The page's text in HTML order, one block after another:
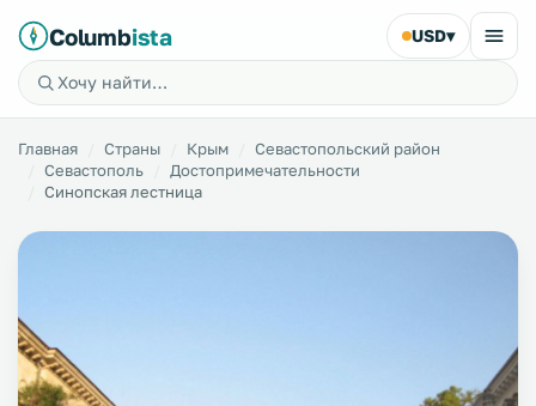
Columbista USD▾
Главная Страны Крым
Севастопольский район
Севастополь
Достопримечательности
Синопская лестница